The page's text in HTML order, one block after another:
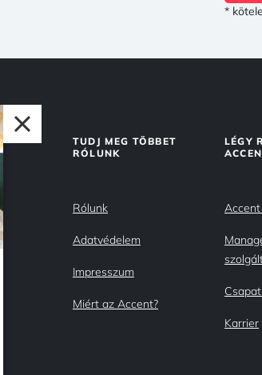
*
TUDJ MEG TÖBBET
RÓLUNK
Rólunk
Adatvédelem
Impresszum
Miért az Accent?
LÉGY
Karrier